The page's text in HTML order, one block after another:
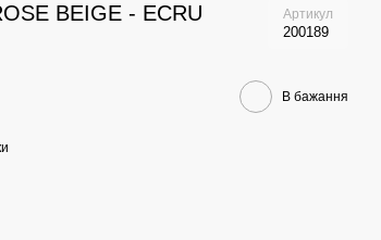
BEIGE - ECRU Артикул
200189
В бажання